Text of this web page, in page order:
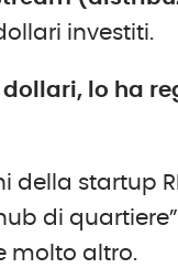
investiti.
lo ha
startup
di
molto altro.